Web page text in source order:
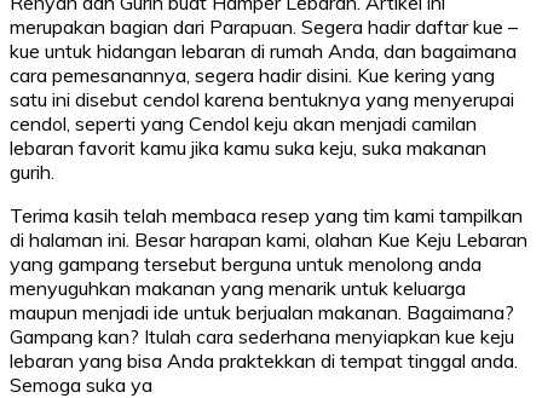
merupakan bagian dari Parapuan. Segera hadir daftar kue –
kue untuk hidangan lebaran di rumah Anda, dan bagaimana
cara pemesanannya, segera hadir disini. Kue kering yang
satu ini disebut cendol karena bentuknya yang menyerupai
cendol, seperti yang Cendol keju akan menjadi camilan
lebaran favorit kamu jika kamu suka keju, suka makanan
gurih.
Terima kasih telah membaca resep yang tim kami tampilkan
di halaman ini. Besar harapan kami, olahan Kue Keju Lebaran
yang gampang tersebut berguna untuk menolong anda
menyuguhkan makanan yang menarik untuk keluarga
maupun menjadi ide untuk berjualan makanan. Bagaimana?
Gampang kan? Itulah cara sederhana menyiapkan kue keju
lebaran yang bisa Anda praktekkan di tempat tinggal anda.
Semoga suka ya